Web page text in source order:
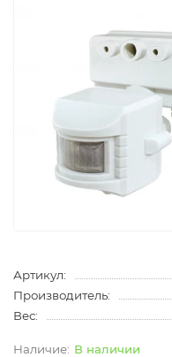
Артикул:
Производитель:
Вес:
В наличии